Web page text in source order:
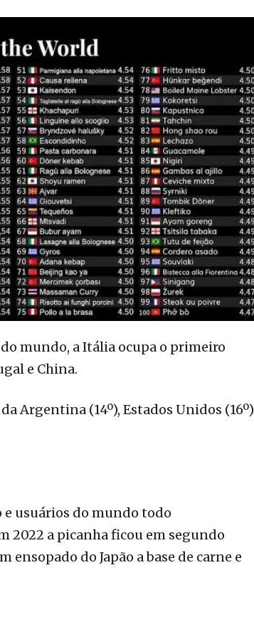
mundo, a Itália ocupa o primeiro
e China.
Argentina (14º), Estados Unidos (16º)
e usuários do mundo todo
2022 a picanha ficou em segundo
do Japão a base de carne e